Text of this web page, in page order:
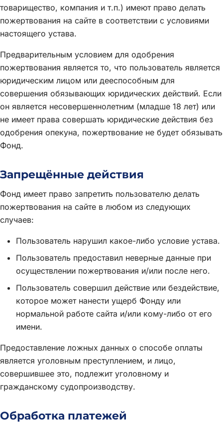
товарищество, компания и т.п.) имеют право делать
пожертвования на сайте в соответствии с условиями
настоящего устава.
Предварительным условием для одобрения
пожертвования является то, что пользователь является
юридическим лицом или дееспособным для
совершения обязывающих юридических действий. Если
он является несовершеннолетним (младше 18 лет) или
не имеет права совершать юридические действия без
одобрения опекуна, пожертвование не будет обязывать
Фонд.
Запрещённые действия
Фонд имеет право запретить пользователю делать
пожертвования на сайте в любом из следующих
случаев:
Пользователь нарушил какое-либо условие устава.
Пользователь предоставил неверные данные при
осуществлении пожертвования и/или после него.
Пользователь совершил действие или бездействие,
которое может нанести ущерб Фонду или
нормальной работе сайта и/или кому-либо от его
имени.
Предоставление ложных данных о способе оплаты
является уголовным преступлением, и лицо,
совершившее это, подлежит уголовному и
гражданскому судопроизводству.
Обработка платежей